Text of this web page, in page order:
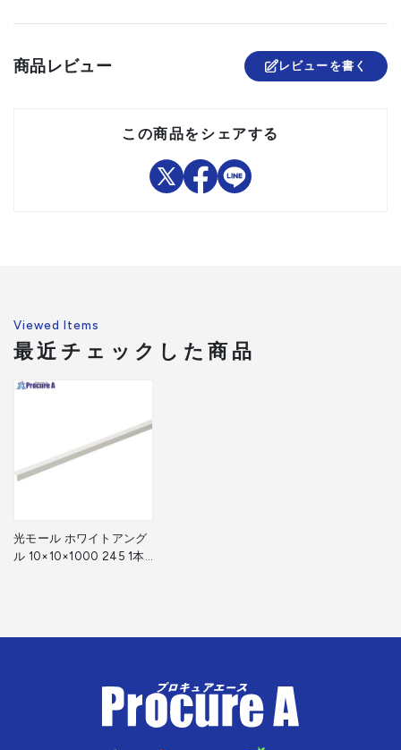
商品レビュー レビューを書く
この商品をシェアする
Viewed Items
最近チェックした商品
光モール ホワイトアング
ル 10×10×1000 245 1本